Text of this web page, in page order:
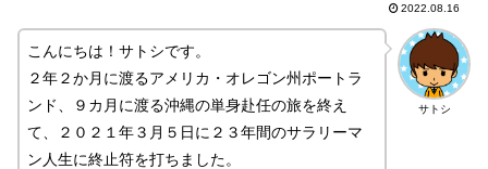
2022.08.16
サトシ
こんにちは！サトシです。
２年２か月に渡るアメリカ・オレゴン州ポートラ
ンド、９カ月に渡る沖縄の単身赴任の旅を終え
て、２０２１年３月５日に２３年間のサラリーマ
ン人生に終止符を打ちました。